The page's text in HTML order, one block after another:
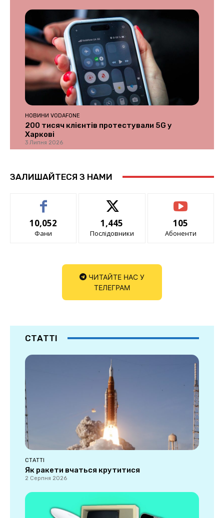
НОВИНИ VODAFONE
200 тисяч клієнтів протестували 5G у
Харкові
3 Липня 2026
ЗАЛИШАЙТЕСЯ З НАМИ
10,052
Фани
1,445
Послідовники
105
Абоненти
ЧИТАЙТЕ НАС У
ТЕЛЕГРАМ
СТАТТІ
СТАТТІ
Як ракети вчаться крутитися
2 Серпня 2026